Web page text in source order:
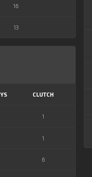
16
13
CLUTCH
1
1
6